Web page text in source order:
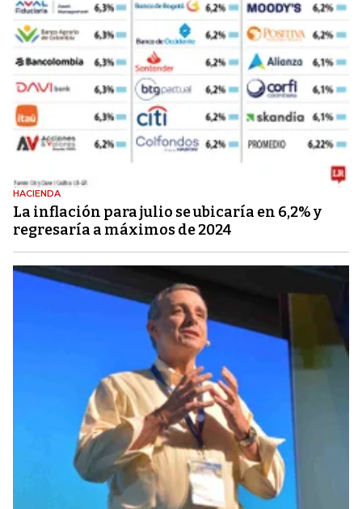
HACIENDA
La inflación para julio se ubicaría en 6,2% y
regresaría a máximos de 2024